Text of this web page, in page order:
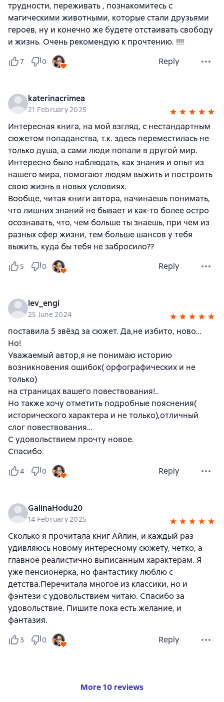
трудности, переживать , познакомитесь с
магическими животными, которые стали друзьями
героев, ну и конечно же будете отстаивать свободу
и жизнь. Очень рекомендую к прочтению. !!!!
7 0 Reply
katerinacrimea
21 February 2025
Интересная книга, на мой взгляд, с нестандартным
сюжетом попаданства, т.к. здесь переместилась не
только душа, а сами люди попали в другой мир.
Интересно было наблюдать, как знания и опыт из
нашего мира, помогают людям выжить и построить
свою жизнь в новых условиях.
Вообще, читая книги автора, начинаешь понимать,
что лишних знаний не бывает и как-то более остро
осознавать, что, чем больше ты знаешь, при чем из
разных сфер жизни, тем больше шансов у тебя
выжить, куда бы тебя не забросило??
5 0 Reply
lev_engi
25 June 2024
поставила 5 звёзд за сюжет. Да,не избито, ново…
Но!
Уважаемый автор,я не понимаю историю
возникновения ошибок( орфографических и не
только)
на страницах вашего повествования!..
Но также хочу отметить подробные пояснения(
исторического характера и не только),отличный
слог повествования…
С удовольствием прочту новое.
Спасибо.
4 0 Reply
GalinaHodu20
14 February 2025
Сколько я прочитала книг Айлин, и каждый раз
удивляюсь новому интересному сюжету, четко, а
главное реалистично выписанным характерам. Я
уже пенсионерка, но фантастику люблю с
детства.Перечитала многое из классики, но и
фэнтези с удовольствием читаю. Спасибо за
удовольствие. Пишите пока есть желание, и
фантазия.
3 0 Reply
More 10 reviews